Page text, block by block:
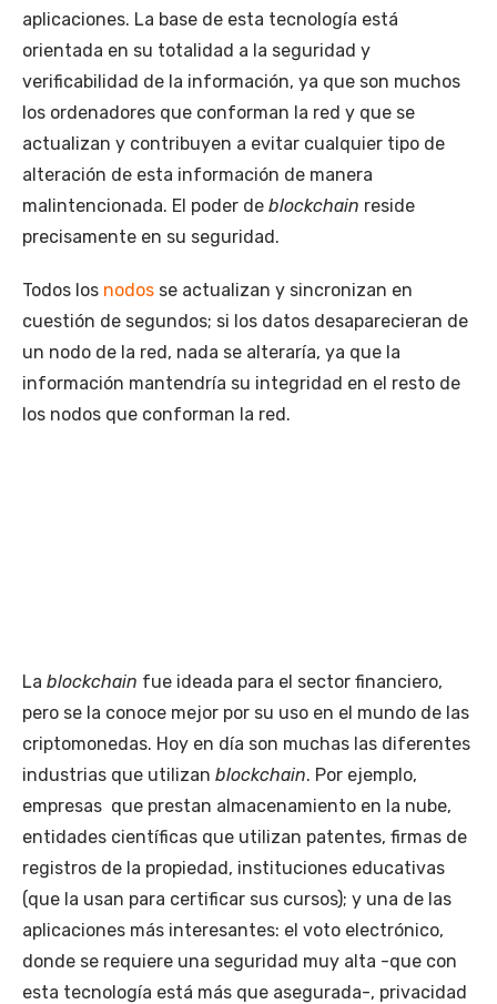
aplicaciones. La base de esta tecnología está
orientada en su totalidad a la seguridad y
verificabilidad de la información, ya que son muchos
los ordenadores que conforman la red y que se
actualizan y contribuyen a evitar cualquier tipo de
alteración de esta información de manera
malintencionada. El poder de blockchain reside
precisamente en su seguridad.
Todos los nodos se actualizan y sincronizan en
cuestión de segundos; si los datos desaparecieran de
un nodo de la red, nada se alteraría, ya que la
información mantendría su integridad en el resto de
los nodos que conforman la red.
La blockchain fue ideada para el sector financiero,
pero se la conoce mejor por su uso en el mundo de las
criptomonedas. Hoy en día son muchas las diferentes
industrias que utilizan blockchain. Por ejemplo,
empresas que prestan almacenamiento en la nube,
entidades científicas que utilizan patentes, firmas de
registros de la propiedad, instituciones educativas
(que la usan para certificar sus cursos); y una de las
aplicaciones más interesantes: el voto electrónico,
donde se requiere una seguridad muy alta -que con
esta tecnología está más que asegurada-, privacidad